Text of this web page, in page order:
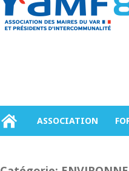
ASSOCIATION